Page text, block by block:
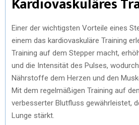
Einer der wichtigsten Vorteile eines
einem das kardiovaskuläre Training
Training auf dem Stepper macht,
und die Intensität des Pulses,
Nährstoffe dem Herzen und den
Mit dem regelmäßigen Training auf
verbesserter Blutfluss gewährleistet,
Lunge stärkt.